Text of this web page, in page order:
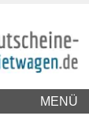
MENÜ